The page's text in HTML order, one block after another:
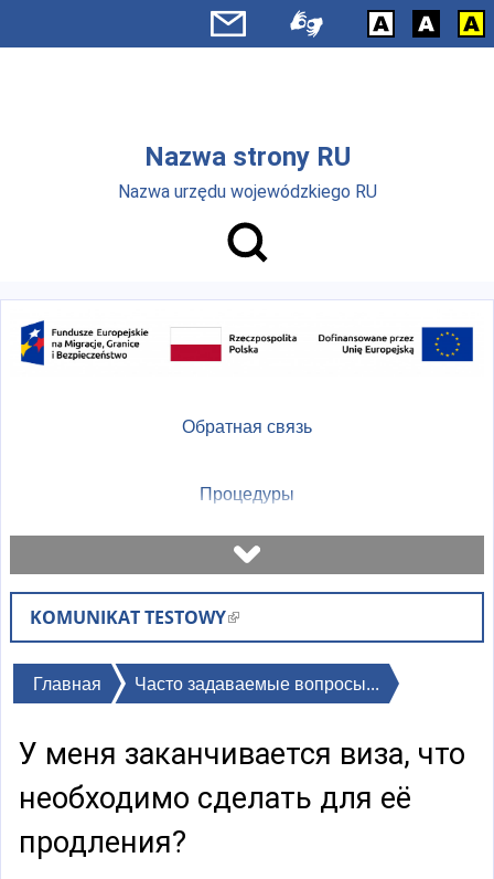
Перейти к основному содержанию
Nazwa strony RU
Nazwa urzędu wojewódzkiego RU
Обратная связь
Процедуры
Назначить встречу
Проверьте статус дела
Бланки
Оплаты
Часто задаваемые вопросы
KOMUNIKAT TESTOWY(
в
н
е
н
я
я
ВыГлавная Часто задаваемые вопросы...
У меня заканчивается виза, что
необходимо сделать для её
продления?